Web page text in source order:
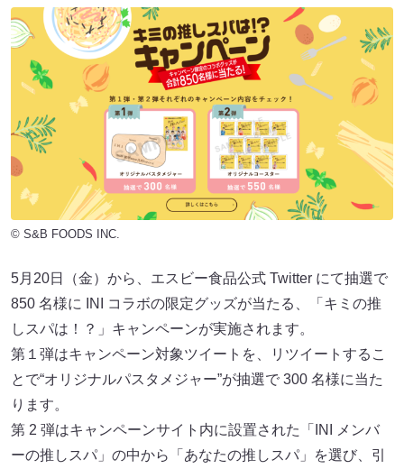
© S&B FOODS INC.
5月20日（金）から、エスビー食品公式 Twitter にて抽選で
850 名様に INI コラボの限定グッズが当たる、「キミの推
しスパは！？」キャンペーンが実施されます。
第１弾はキャンペーン対象ツイートを、リツイートするこ
とで“オリジナルパスタメジャー”が抽選で 300 名様に当た
ります。
第 2 弾はキャンペーンサイト内に設置された「INI メンバ
ーの推しスパ」の中から「あなたの推しスパ」を選び、引